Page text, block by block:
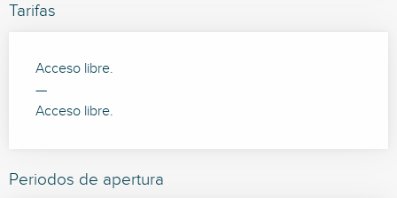
Tarifas
Acceso libre.
—
Acceso libre.
Periodos de apertura